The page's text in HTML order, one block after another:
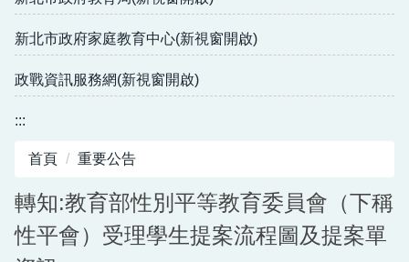
新北市政府家庭教育中心(新視窗開啟)
政戰資訊服務網(新視窗開啟)
:::
首頁 重要公告
轉知:教育部性別平等教育委員會（下稱
性平會）受理學生提案流程圖及提案單